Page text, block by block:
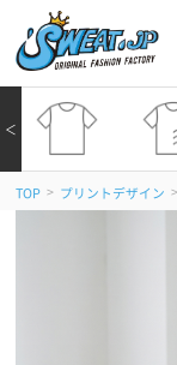
＜
TOP > プリントデザイン >